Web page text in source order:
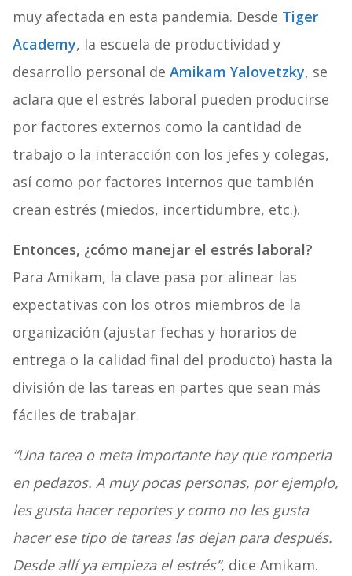
muy afectada en esta pandemia. Desde Tiger
Academy, la escuela de productividad y
desarrollo personal de Amikam Yalovetzky, se
aclara que el estrés laboral pueden producirse
por factores externos como la cantidad de
trabajo o la interacción con los jefes y colegas,
así como por factores internos que también
crean estrés (miedos, incertidumbre, etc.).
Entonces, ¿cómo manejar el estrés laboral?
Para Amikam, la clave pasa por alinear las
expectativas con los otros miembros de la
organización (ajustar fechas y horarios de
entrega o la calidad final del producto) hasta la
división de las tareas en partes que sean más
fáciles de trabajar.
“Una tarea o meta importante hay que romperla
en pedazos. A muy pocas personas, por ejemplo,
les gusta hacer reportes y como no les gusta
hacer ese tipo de tareas las dejan para después.
Desde allí ya empieza el estrés”, dice Amikam.